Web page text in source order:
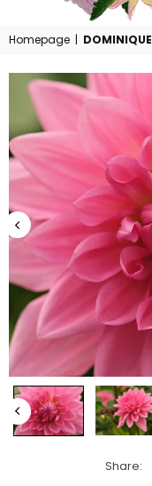
Homepage | DOMINIQUE
Share: